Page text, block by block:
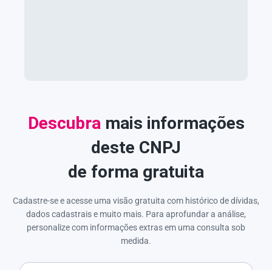
Descubramais informações
deste CNPJ
de forma gratuita
Cadastre-se e acesse uma visão gratuita com histórico de dívidas,
dados cadastrais e muito mais. Para aprofundar a análise,
personalize com informações extras em uma consulta sob
medida.